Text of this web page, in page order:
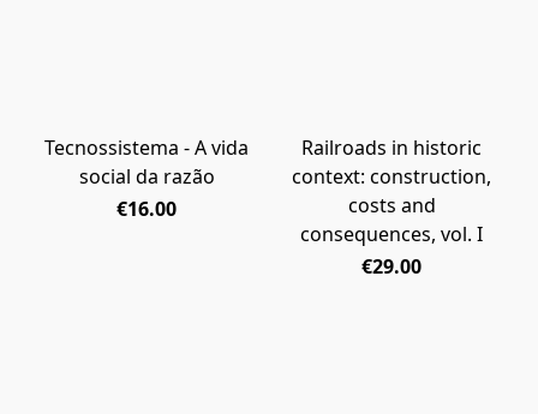
Tecnossistema - A vida
social da razão
€16.00
Railroads in historic
context: construction,
costs and
consequences, vol. I
€29.00